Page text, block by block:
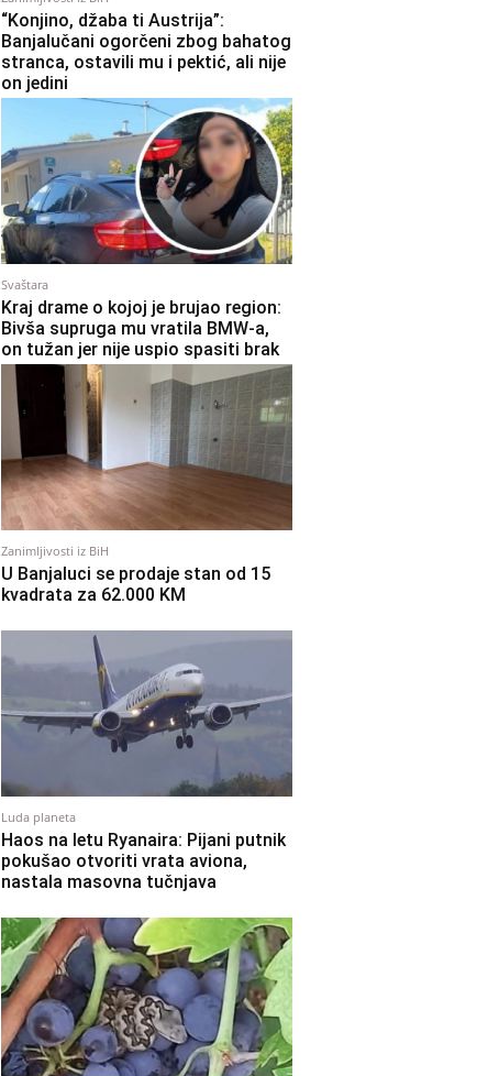
“Konjino, džaba ti Austrija”:
Banjalučani ogorčeni zbog bahatog
stranca, ostavili mu i pektić, ali nije
on jedini
Svaštara
Kraj drame o kojoj je brujao region:
Bivša supruga mu vratila BMW-a,
on tužan jer nije uspio spasiti brak
Zanimljivosti iz BiH
U Banjaluci se prodaje stan od 15
kvadrata za 62.000 KM
Luda planeta
Haos na letu Ryanaira: Pijani putnik
pokušao otvoriti vrata aviona,
nastala masovna tučnjava